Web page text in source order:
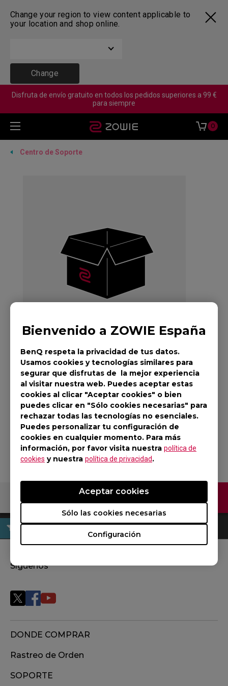
Change your region to view content applicable to
your location and shop online.
Change
Bienvenido a ZOWIE España
BenQ respeta la privacidad de tus datos.
Usamos cookies y tecnologías similares para
segurar que disfrutas de la mejor experiencia
al visitar nuestra web. Puedes aceptar estas
cookies al clicar "Aceptar cookies" o bien
puedes clicar en "Sólo cookies necesarias" para
rechazar todas las tecnologías no esenciales.
Puedes personalizar tu configuración de
cookies en cualquier momento. Para más
información, por favor visita nuestra política de
cookies y nuestra política de privacidad.
Configuración
Sólo las cookies necesarias
Aceptar cookies
Disfruta de envío gratuito en todos los pedidos superiores a 99 €
para siempre
0
Centro de Soporte
Teclado ZOWIE
CELERITAS II DIVINA
BLUE para eSports
Contáctenos
Síguenos
DONDE COMPRAR
Rastreo de Orden
SOPORTE